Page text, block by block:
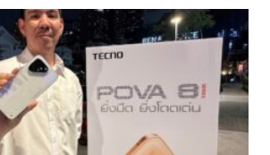
will not be published.
are marked *